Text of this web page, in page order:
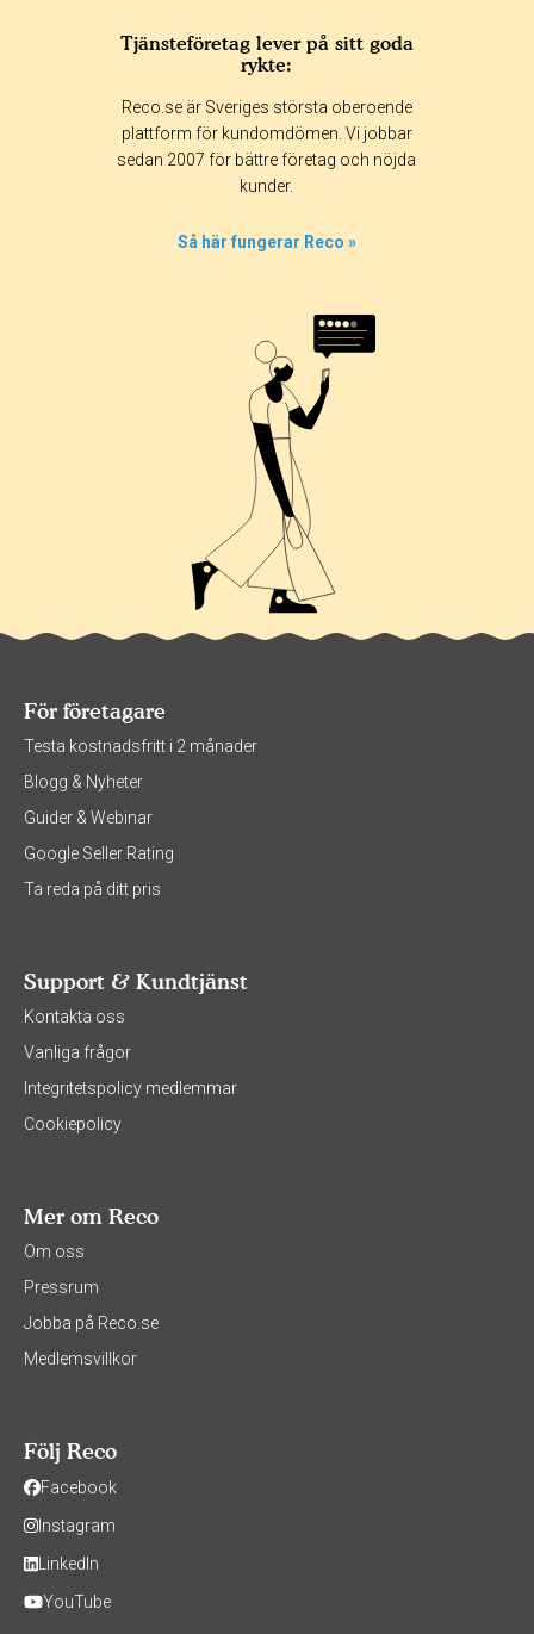
Tjänsteföretag lever på sitt goda
rykte:
Reco.se är Sveriges största oberoende
plattform för kundomdömen. Vi jobbar
sedan 2007 för bättre företag och nöjda
kunder.
Så här fungerar Reco »
För företagare
Testa kostnadsfritt i 2 månader
Blogg & Nyheter
Guider & Webinar
Google Seller Rating
Ta reda på ditt pris
Support & Kundtjänst
Kontakta oss
Vanliga frågor
Integritetspolicy medlemmar
Cookiepolicy
Mer om Reco
Om oss
Pressrum
Jobba på Reco.se
Medlemsvillkor
Följ Reco
Facebook
Instagram
LinkedIn
YouTube